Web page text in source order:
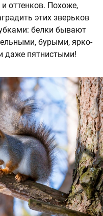
оттенков. Похоже,
этих зверьков
белки бывают
бурыми, ярко-
даже пятнистыми!